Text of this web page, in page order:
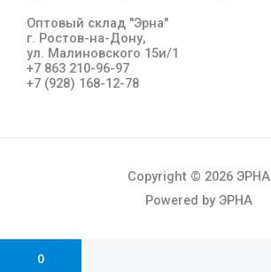
Оптовый склад "Эрна"
г. Ростов-на-Дону,
ул. Малиновского 15и/1
+7 863 210-96-97
+7 (928) 168-12-78
Copyright © 2026 ЭРНА
Powered by ЭРНА
0